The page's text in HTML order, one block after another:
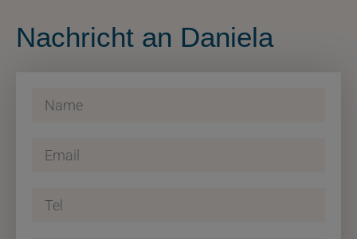
Nachricht an Daniela